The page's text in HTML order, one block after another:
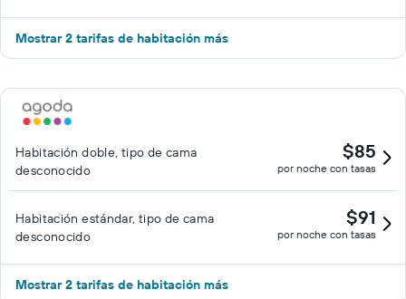
Mostrar 2 tarifas de habitación más
Habitación doble, tipo de cama
desconocido
$85
por noche con tasas
Habitación estándar, tipo de cama
desconocido
$91
por noche con tasas
Mostrar 2 tarifas de habitación más